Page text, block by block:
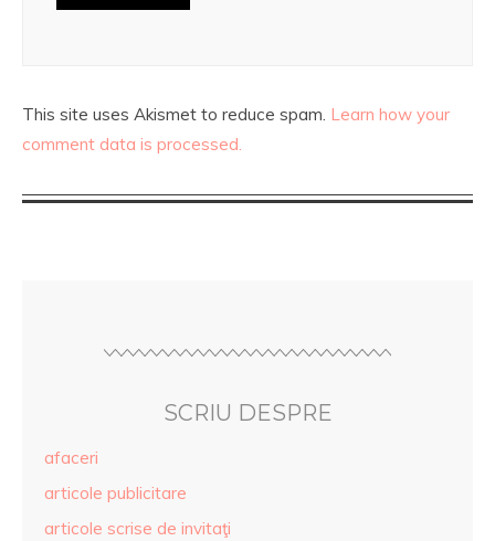
This site uses Akismet to reduce spam. Learn how your
comment data is processed.
SCRIU DESPRE
afaceri
articole publicitare
articole scrise de invitaţi